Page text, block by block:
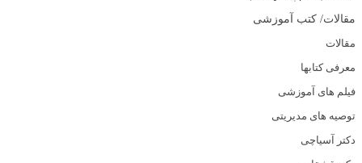
مقالات/ کتب آموزشی
مقالات
معرفی کتابها
فیلم های آموزشی
توصیه های مدیریتی
دکتر آسیاچی